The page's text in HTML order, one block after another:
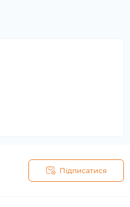
Підписатися